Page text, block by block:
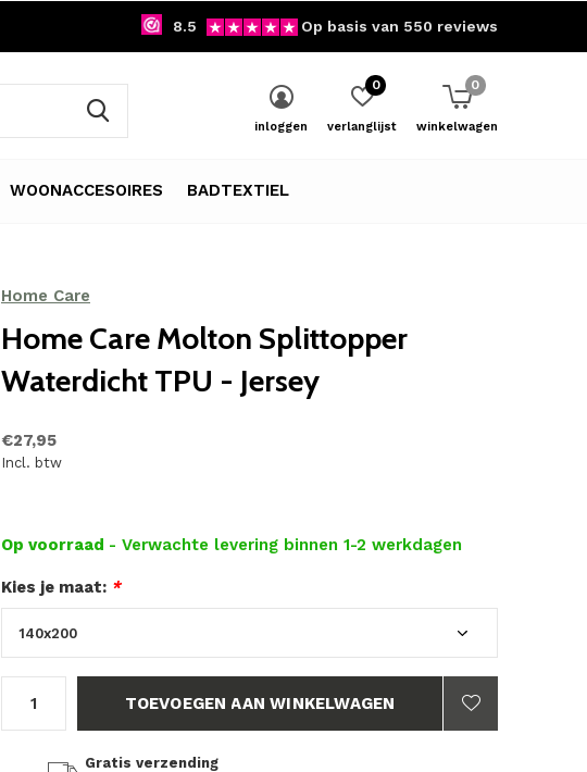
WOONACCESOIRES BADTEXTIEL
inloggen verlanglijst
0
winkelwagen
0
8.5 Op basis van 550 reviews
Home Care
Home Care Molton Splittopper
Waterdicht TPU - Jersey
€27,95
Incl. btw
Op voorraad - Verwachte levering binnen 1-2 werkdagen
Kies je maat: *
TOEVOEGEN AAN WINKELWAGEN
Gratis verzending